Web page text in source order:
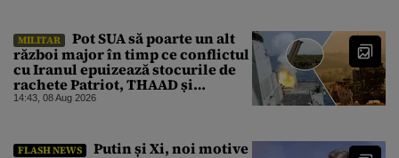
unică
MILITAR
Pot SUA să poarte un alt
război major în timp ce conflictul
cu Iranul epuizează stocurile de
rachete Patriot, THAAD și
Tomahawk?
14:43, 08 Aug 2026
FLASH NEWS
Putin și Xi, noi motive